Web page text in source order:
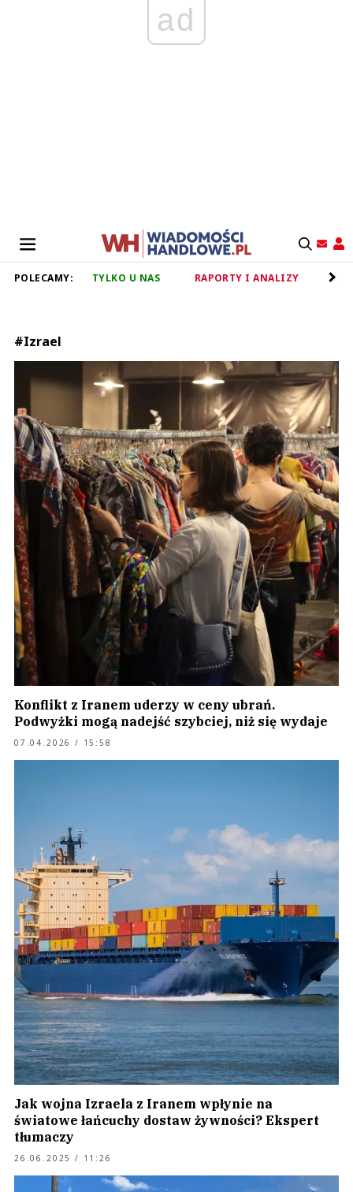
ad
POLECAMY: TYLKO U NAS RAPORTY I ANALIZY
#Izrael
Konflikt z Iranem uderzy w ceny ubrań.
Podwyżki mogą nadejść szybciej, niż się wydaje
07.04.2026 / 15:58
Jak wojna Izraela z Iranem wpłynie na
światowe łańcuchy dostaw żywności? Ekspert
tłumaczy
26.06.2025 / 11:26